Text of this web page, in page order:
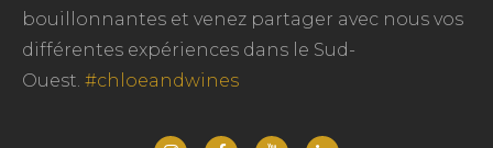
bouillonnantes et venez partager avec nous vos
différentes expériences dans le Sud-
Ouest. #chloeandwines